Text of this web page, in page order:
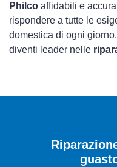
Philco affidabili e
rispondere a tutte le
domestica di ogni
diventi leader nelle